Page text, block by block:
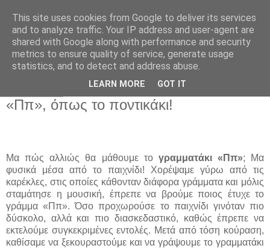
Παιδικός Σταθμός-
Νηπιαγωγείο "ΔΕΛΑΣΑΛ"
«Ππ», όπως το ποντικάκι!
Μα πώς αλλιώς θα μάθουμε το γραμματάκι «Ππ»; Μα
φυσικά μέσα από το παιχνίδι! Χορέψαμε γύρω από τις
καρέκλες, στις οποίες κάθονταν διάφορα γράμματα και μόλις
σταμάτησε η μουσική, έπρεπε να βρούμε ποιος έτυχε το
γράμμα «Ππ». Όσο προχωρούσε το παιχνίδι γινόταν πιο
δύσκολο, αλλά και πιο διασκεδαστικό, καθώς έπρεπε να
εκτελούμε συγκεκριμένες εντολές. Μετά από τόση κούραση,
καθίσαμε να ξεκουραστούμε και να γράψουμε το γραμματάκι
This site uses cookies from Google to deliver its services
and to analyze traffic. Your IP address and user-agent are
shared with Google along with performance and security
metrics to ensure quality of service, generate usage
statistics, and to detect and address abuse.
LEARN MORE GOT IT